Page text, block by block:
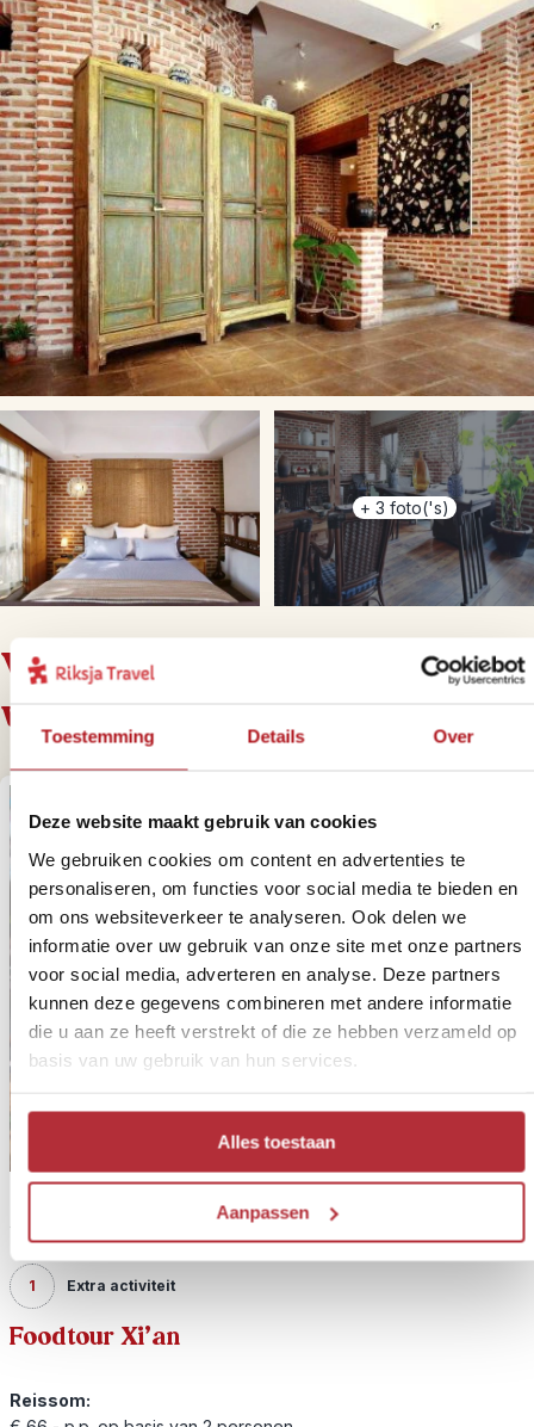
Toestemming Details Over
Deze website maakt gebruik van cookies
We gebruiken cookies om content en advertenties te
personaliseren, om functies voor social media te bieden en
om ons websiteverkeer te analyseren. Ook delen we
informatie over uw gebruik van onze site met onze partners
voor social media, adverteren en analyse. Deze partners
kunnen deze gegevens combineren met andere informatie
die u aan ze heeft verstrekt of die ze hebben verzameld op
basis van uw gebruik van hun services.
Alles toestaan
Aanpassen
+ 3 foto('s)
Voor deze reis bieden we de
volgende varianten aan
1 Extra activiteit
Foodtour Xi'an
Reissom: